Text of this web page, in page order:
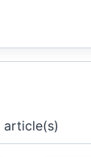
article(s)